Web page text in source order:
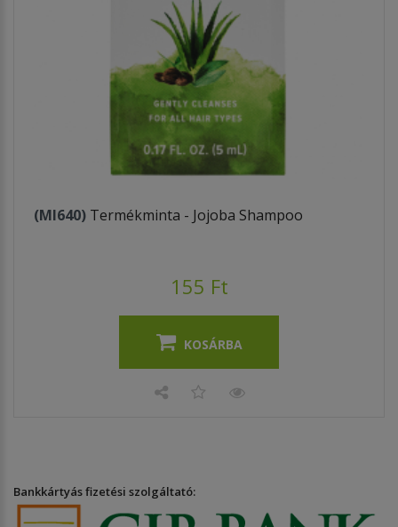
(MI640) Termékminta - Jojoba Shampoo
155 Ft
KOSÁRBA
Bankkártyás fizetési szolgáltató: